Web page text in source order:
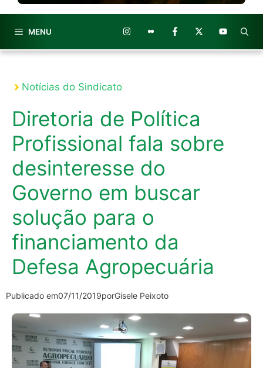
MENU
Notícias do Sindicato
Diretoria de Política
Profissional fala sobre
desinteresse do
Governo em buscar
solução para o
financiamento da
Defesa Agropecuária
Publicado em07/11/2019porGisele Peixoto